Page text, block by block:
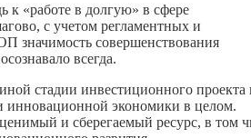
к «работе в долгую» в сфере
с учетом регламентных и
значимость совершенствования
всегда.
стадии инвестиционного проекта
инновационной экономики в целом.
и сберегаемый ресурс, в том